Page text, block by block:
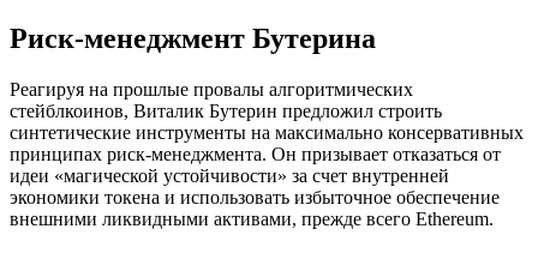
Риск-менеджмент Бутерина
Реагируя на прошлые провалы алгоритмических
стейблкоинов, Виталик Бутерин предложил строить
синтетические инструменты на максимально консервативных
принципах риск-менеджмента. Он призывает отказаться от
идеи «магической устойчивости» за счет внутренней
экономики токена и использовать избыточное обеспечение
внешними ликвидными активами, прежде всего Ethereum.